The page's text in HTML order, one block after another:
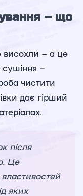
– що
висохли – а це
сушіння –
чистити
дає гірший
після
Це
яких